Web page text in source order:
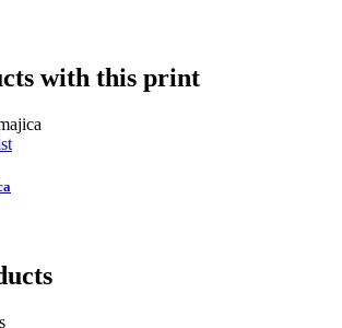
with this print